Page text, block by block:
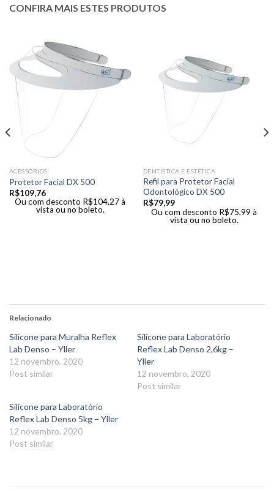
CONFIRA MAIS ESTES PRODUTOS
ACESSÓRIOS
Protetor Facial DX 500
R$109,76
Ou com desconto R$104,27à
vista ou no boleto.
DENTÍSTICA E ESTÉTICA
Refil para Protetor Facial
Odontológico DX 500
R$79,99
Ou com desconto R$75,99 à
vista ou no boleto.
Relacionado
Silicone para Muralha Reflex
Lab Denso – Yller
12 novembro, 2020
Post similar
Silicone para Laboratório
Reflex Lab Denso 2,6kg –
Yller
12 novembro, 2020
Post similar
Silicone para Laboratório
Reflex Lab Denso 5kg – Yller
12 novembro, 2020
Post similar